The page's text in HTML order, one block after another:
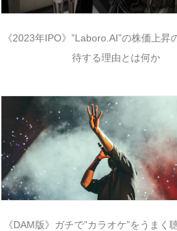
《2023年IPO》”Laboro.AI”の株価上昇
待する理由とは何か
《DAM版》ガチで”カラオケ”をうまく